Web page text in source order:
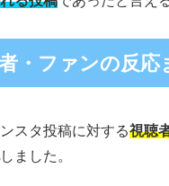
・ファンの反応
スタ投稿に対する視聴
しました。